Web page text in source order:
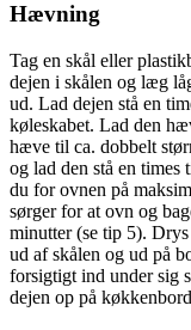
Hævning
Tag en skål eller
dejen i skålen og læg
ud. Lad dejen stå en
køleskabet. Lad den
hæve til ca. dobbelt
og lad den stå en
du for ovnen på
sørger for at ovn og
minutter (se tip 5).
ud af skålen og ud på
forsigtigt ind under sig
dejen op på